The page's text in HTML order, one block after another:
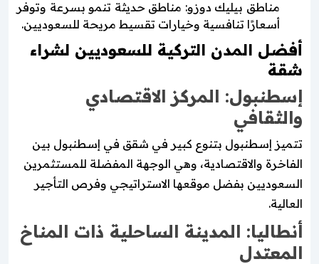
مناطق بيليك دوزو: مناطق حديثة تنمو بسرعة وتوفر
أسعارًا تنافسية وخيارات تقسيط مريحة للسعوديين.
أفضل المدن التركية للسعوديين لشراء
شقة
إسطنبول: المركز الاقتصادي
والثقافي
تتميز إسطنبول بتنوع كبير في شقق في إسطنبول بين
الفاخرة والاقتصادية، وهي الوجهة المفضلة للمستثمرين
السعوديين بفضل موقعها الاستراتيجي وفرص التأجير
العالية.
أنطاليا: المدينة الساحلية ذات المناخ
المعتدل